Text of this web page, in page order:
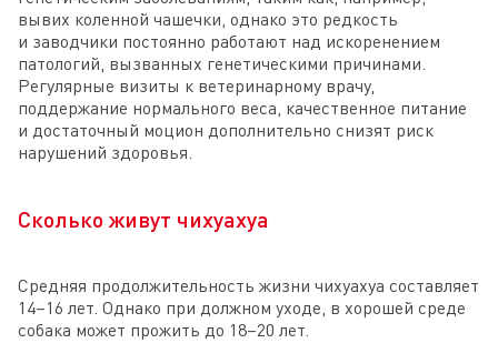
вывих коленной чашечки, однако это редкость
и заводчики постоянно работают над искоренением
патологий, вызванных генетическими причинами.
Регулярные визиты к ветеринарному врачу,
поддержание нормального веса, качественное питание
и достаточный моцион дополнительно снизят риск
нарушений здоровья.
Сколько живут чихуахуа
Средняя продолжительность жизни чихуахуа составляет
14–16 лет. Однако при должном уходе, в хорошей среде
собака может прожить до 18–20 лет.